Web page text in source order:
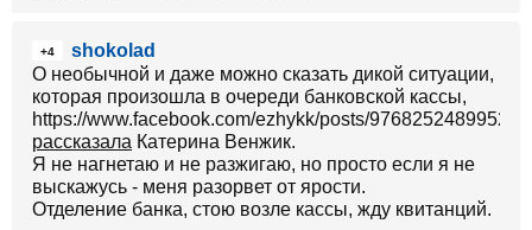
+4
shokolad
О необычной и даже можно сказать дикой ситуации,
которая произошла в очереди банковской кассы,
https://www.facebook.com/ezhykk/posts/976825248995233
рассказала Катерина Венжик.
Я не нагнетаю и не разжигаю, но просто если я не
выскажусь - меня разорвет от ярости.
Отделение банка, стою возле кассы, жду квитанций.